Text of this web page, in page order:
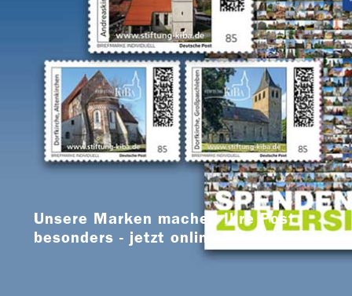
Unsere Marken machen Ihre Post
besonders - jetzt online bestellen